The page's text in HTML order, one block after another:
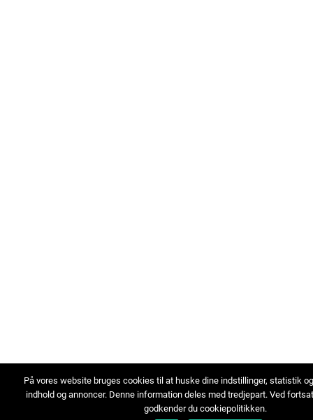
På vores website bruges cookies til at huske dine indstillinger, statistik
indhold og annoncer. Denne information deles med tredjepart. Ved
godkender du cookiepolitikken.